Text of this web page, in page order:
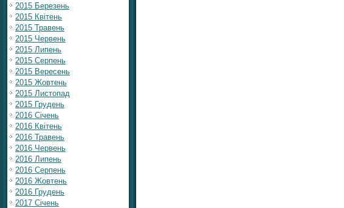
2015 Березень
2015 Квітень
2015 Травень
2015 Червень
2015 Липень
2015 Серпень
2015 Вересень
2015 Жовтень
2015 Листопад
2015 Грудень
2016 Січень
2016 Квітень
2016 Травень
2016 Червень
2016 Липень
2016 Серпень
2016 Жовтень
2016 Грудень
2017 Січень